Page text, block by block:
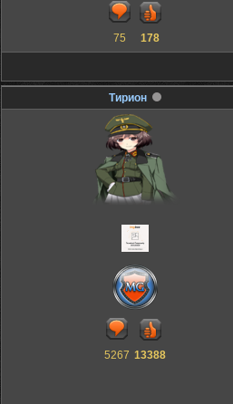
75 178
Тирион
5267 13388